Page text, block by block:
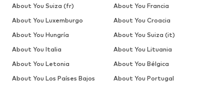
About You Suiza (fr)
About You Francia
About You Luxemburgo
About You Croacia
About You Hungría
About You Suiza (it)
About You Italia
About You Lituania
About You Letonia
About You Bélgica
About You Los Países Bajos
About You Portugal